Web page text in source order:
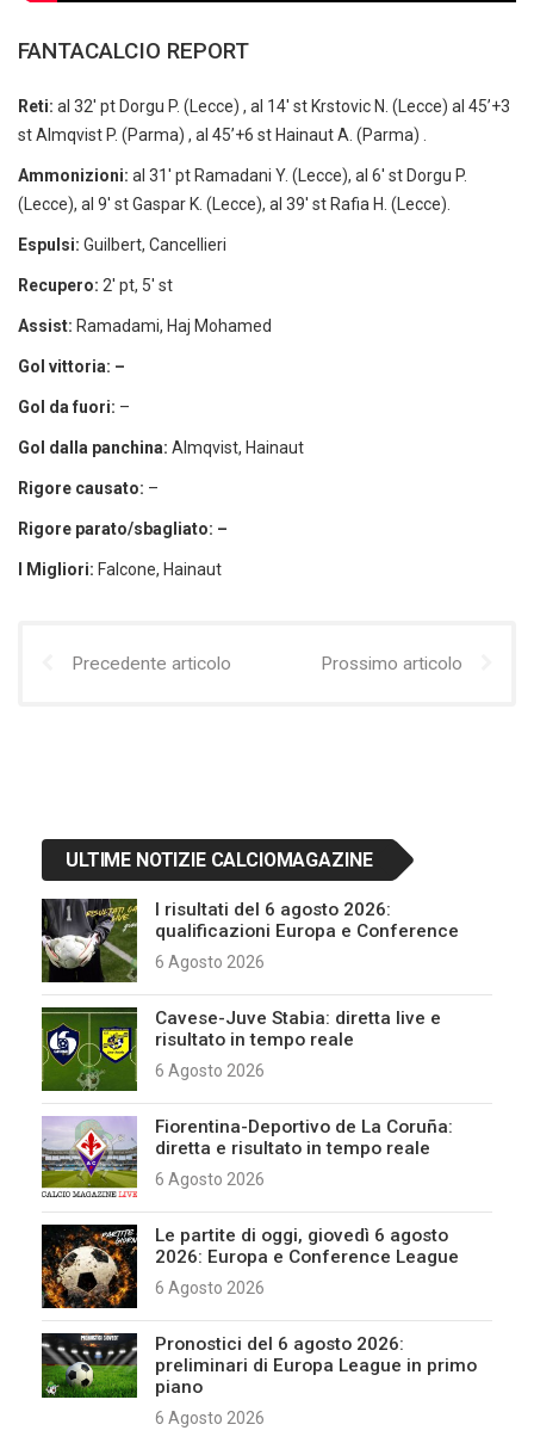
FANTACALCIO REPORT
Reti: al 32′ pt Dorgu P. (Lecce) , al 14′ st Krstovic N. (Lecce) al 45’+3
st Almqvist P. (Parma) , al 45’+6 st Hainaut A. (Parma) .
Ammonizioni: al 31′ pt Ramadani Y. (Lecce), al 6′ st Dorgu P.
(Lecce), al 9′ st Gaspar K. (Lecce), al 39′ st Rafia H. (Lecce).
Espulsi: Guilbert, Cancellieri
Recupero: 2′ pt, 5′ st
Assist: Ramadami, Haj Mohamed
Gol vittoria: –
Gol da fuori: –
Gol dalla panchina: Almqvist, Hainaut
Rigore causato: –
Rigore parato/sbagliato: –
I Migliori: Falcone, Hainaut
Precedente articolo Prossimo articolo
ULTIME NOTIZIE CALCIOMAGAZINE
I risultati del 6 agosto 2026:
qualificazioni Europa e Conference
6 Agosto 2026
Cavese-Juve Stabia: diretta live e
risultato in tempo reale
6 Agosto 2026
Fiorentina-Deportivo de La Coruña:
diretta e risultato in tempo reale
6 Agosto 2026
Le partite di oggi, giovedì 6 agosto
2026: Europa e Conference League
6 Agosto 2026
Pronostici del 6 agosto 2026:
preliminari di Europa League in primo
piano
6 Agosto 2026